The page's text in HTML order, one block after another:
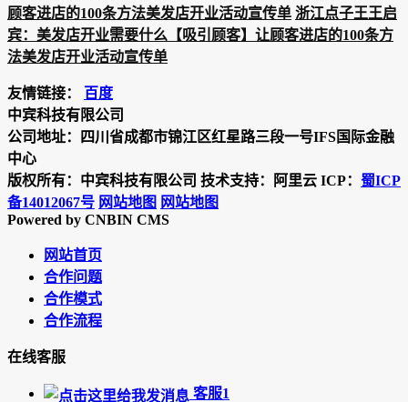
顾客进店的100条方法美发店开业活动宣传单 浙江点子王王启
宾：美发店开业需要什么【吸引顾客】让顾客进店的100条方
法美发店开业活动宣传单
友情链接： 百度
中宾科技有限公司
公司地址：四川省成都市锦江区红星路三段一号IFS国际金融
中心
版权所有：中宾科技有限公司 技术支持：阿里云 ICP： 蜀ICP
备14012067号 网站地图 网站地图
Powered by CNBIN CMS
网站首页
合作问题
合作模式
合作流程
在线客服
客服1